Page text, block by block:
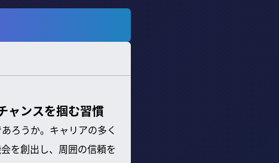
ャンスを掴む習慣
ろうか。キャリアの多く
を創出し、周囲の信頼を